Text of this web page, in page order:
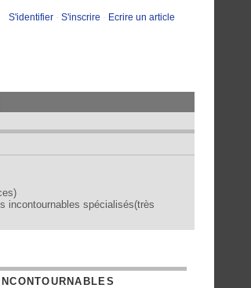
S'identifier - S'inscrire - Ecrire un article
incontournables spécialisés(très